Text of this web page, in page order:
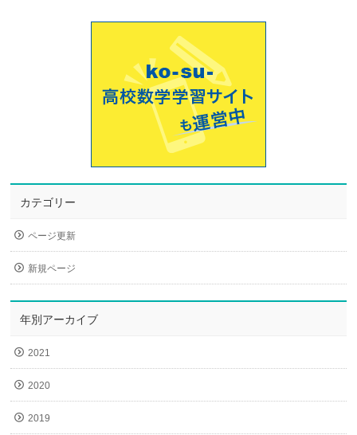
カテゴリー
ページ更新
新規ページ
年別アーカイブ
2021
2020
2019